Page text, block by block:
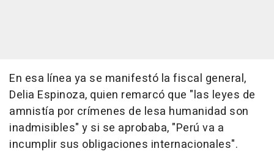
En esa línea ya se manifestó la fiscal general,
Delia Espinoza, quien remarcó que "las leyes de
amnistía por crímenes de lesa humanidad son
inadmisibles" y si se aprobaba, "Perú va a
incumplir sus obligaciones internacionales".